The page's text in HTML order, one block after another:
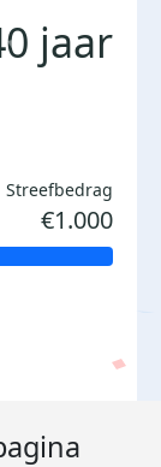
jaar
Streefbedrag
€1.000